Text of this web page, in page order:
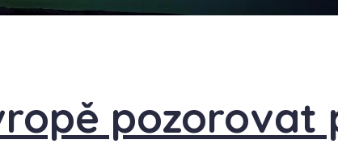
pozorovat